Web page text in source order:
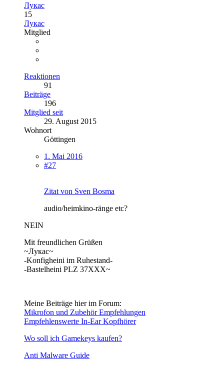
Лукас
15
Лукас
Mitglied
Reaktionen
91
Beiträge
196
Mitglied seit
29. August 2015
Wohnort
Göttingen
1. Mai 2016
#27
Zitat von Sven Bosma
audio/heimkino-ränge etc?
NEIN
Mit freundlichen Grüßen
~Лукас~
-Konfigheini im Ruhestand-
-Bastelheini PLZ 37XXX~
Meine Beiträge hier im Forum:
Mikrofon und Zubehör Empfehlungen
Empfehlenswerte In-Ear Kopfhörer
Wo soll ich Gamekeys kaufen?
Anti Malware Guide